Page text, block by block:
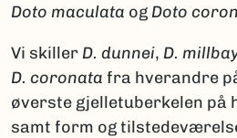
Doto maculata og Doto
Vi skiller D. dunnei, D.
D. coronata fra hverandre
øverste gjelletuberkelen på
samt form og